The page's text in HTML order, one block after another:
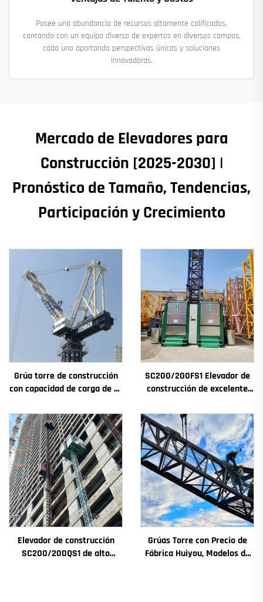
Posee una abundancia de recursos altamente calificados,
contando con un equipo diverso de expertos en diversos campos,
cada uno aportando perspectivas únicas y soluciones
innovadoras.
Mercado de Elevadores para
Construcción [2025-2030] |
Pronóstico de Tamaño, Tendencias,
Participación y Crecimiento
Grúa torre de construcción
con capacidad de carga de 4t
principales: caja de
engranajes, motor de
engranaje, rodamiento
SC200/200FS1 Elevador de
construcción de excelente
pozos de ascensores,
destinado a Argelia
Elevador de construcción
SC200/200QS1 de alto
Grúas Torre con Precio de
Fábrica Huiyou, Modelos de